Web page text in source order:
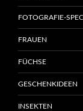
FOTOGRAFIE-
FRAUEN
FÜCHSE
GESCHENKIDEEN
INSEKTEN